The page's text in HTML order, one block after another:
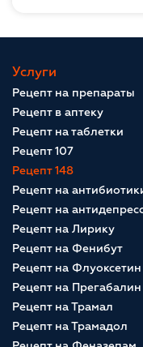
Услуги
Рецепт на препараты
Рецепт в аптеку
Рецепт на таблетки
Рецепт 107
Рецепт 148
Рецепт на
Рецепт на
Рецепт на Лирику
Рецепт на Фенибут
Рецепт на Флуоксетин
Рецепт на Прегабалин
Рецепт на Трамал
Рецепт на Трамадол